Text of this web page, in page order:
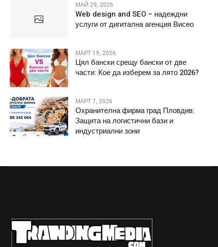
МАЙ 29, 2026
Web design and SEO – надеждни
услуги от дигитална агенция Висео
МАРТ 19, 2026
Цял бански срещу бански от две
части: Кое да изберем за лято 2026?
МАРТ 7, 2026
Охранителна фирма град Пловдив:
Защита на логистични бази и
индустриални зони